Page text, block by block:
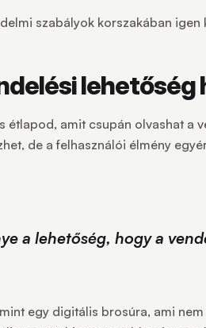
szabályok korszakában
lehetőség
amit csupán olvashat
de a felhasználói élmény
a lehetőség, hogy a
egy digitális brosúra, ami